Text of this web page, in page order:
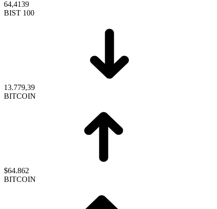
64,4139
BIST 100
13.779,39
BITCOIN
$64.862
BITCOIN